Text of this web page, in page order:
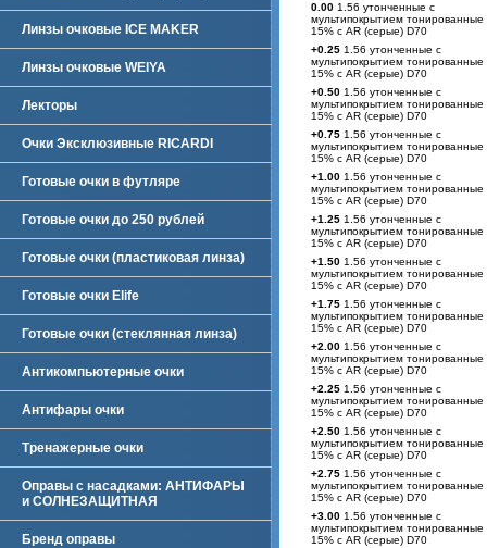
Линзы очковые ICE MAKER
Линзы очковые WEIYA
Лекторы
Очки Эксклюзивные RICARDI
Готовые очки в футляре
Готовые очки до 250 рублей
Готовые очки (пластиковая линза)
Готовые очки Elife
Готовые очки (стеклянная линза)
Антикомпьютерные очки
Антифары очки
Тренажерные очки
Оправы с насадками: АНТИФАРЫ
и СОЛНЕЗАЩИТНАЯ
Бренд оправы
0.00 1.56 утонченные с
мультипокрытием тонированные
15% с AR (серые) D70
+0.25 1.56 утонченные с
мультипокрытием тонированные
15% с AR (серые) D70
+0.50 1.56 утонченные с
мультипокрытием тонированные
15% с AR (серые) D70
+0.75 1.56 утонченные с
мультипокрытием тонированные
15% с AR (серые) D70
+1.00 1.56 утонченные с
мультипокрытием тонированные
15% с AR (серые) D70
+1.25 1.56 утонченные с
мультипокрытием тонированные
15% с AR (серые) D70
+1.50 1.56 утонченные с
мультипокрытием тонированные
15% с AR (серые) D70
+1.75 1.56 утонченные с
мультипокрытием тонированные
15% с AR (серые) D70
+2.00 1.56 утонченные с
мультипокрытием тонированные
15% с AR (серые) D70
+2.25 1.56 утонченные с
мультипокрытием тонированные
15% с AR (серые) D70
+2.50 1.56 утонченные с
мультипокрытием тонированные
15% с AR (серые) D70
+2.75 1.56 утонченные с
мультипокрытием тонированные
15% с AR (серые) D70
+3.00 1.56 утонченные с
мультипокрытием тонированные
15% с AR (серые) D70